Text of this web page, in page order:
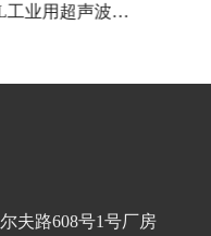
15L工业用超声波均质器纳米粒子流细胞处理系统
夫路608号1号厂房